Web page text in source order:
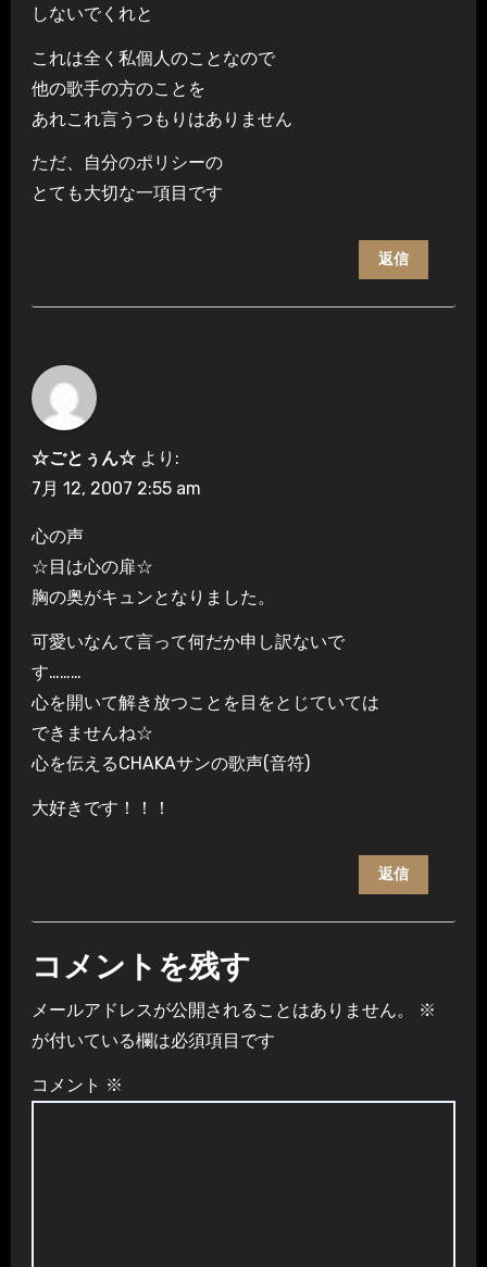
しないでくれと
これは全く私個人のことなので
他の歌手の方のことを
あれこれ言うつもりはありません
ただ、自分のポリシーの
とても大切な一項目です
返信
☆ごとぅん☆ より:
7月 12, 2007 2:55 am
心の声
☆目は心の扉☆
胸の奥がキュンとなりました。
可愛いなんて言って何だか申し訳ないで
す………
心を開いて解き放つことを目をとじていては
できませんね☆
心を伝えるCHAKAサンの歌声(音符)
大好きです！！！
返信
コメントを残す
メールアドレスが公開されることはありません。
※
が付いている欄は必須項目です
コメント ※